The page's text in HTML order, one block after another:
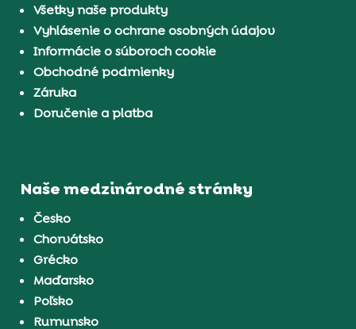
Všetky naše produkty
Vyhlásenie o ochrane osobných údajov
Informácie o súboroch cookie
Obchodné podmienky
Záruka
Doručenie a platba
Naše medzinárodné stránky
Česko
Chorvátsko
Grécko
Maďarsko
Poľsko
Rumunsko